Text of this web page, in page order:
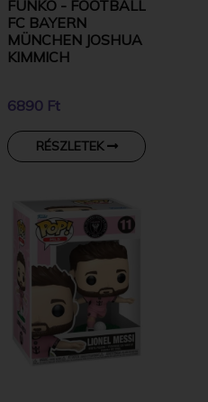
FUNKO - FOOTBALL
FC BAYERN
MÜNCHEN JOSHUA
KIMMICH
6890 Ft
RÉSZLETEK